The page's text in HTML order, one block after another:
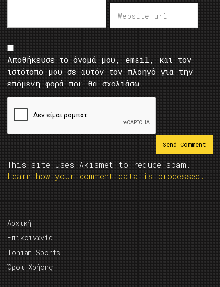
Αποθήκευσε το όνομά μου, email, και τον
ιστότοπο μου σε αυτόν τον πλοηγό για την
επόμενη φορά που θα σχολιάσω.
This site uses Akismet to reduce spam.
Learn how your comment data is processed.
Αρχική
Επικοινωνία
Ionian Sports
Όροι Χρήσης